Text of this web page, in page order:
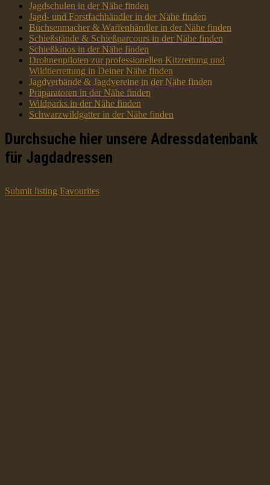
Jagdschulen in der Nähe finden
Jagd- und Forstfachhändler in der Nähe finden
Büchsenmacher & Waffenhändler in der Nähe finden
Schießstände & Schießparcours in der Nähe finden
Schießkinos in der Nähe finden
Drohnenpiloten zur professionellen Kitzrettung und
Wildtierrettung in Deiner Nähe finden
Jagdverbände & Jagdvereine in der Nähe finden
Präparatoren in der Nähe finden
Wildparks in der Nähe finden
Schwarzwildgatter in der Nähe finden
Durchsuche hier unsere Adressdatenbank
für Jagdadressen
Submit listing Favourites